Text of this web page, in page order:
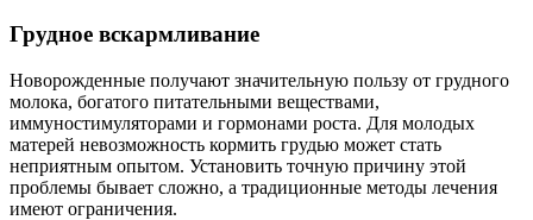
Грудное вскармливание
Новорожденные получают значительную пользу от грудного
молока, богатого питательными веществами,
иммуностимуляторами и гормонами роста. Для молодых
матерей невозможность кормить грудью может стать
неприятным опытом. Установить точную причину этой
проблемы бывает сложно, а традиционные методы лечения
имеют ограничения.